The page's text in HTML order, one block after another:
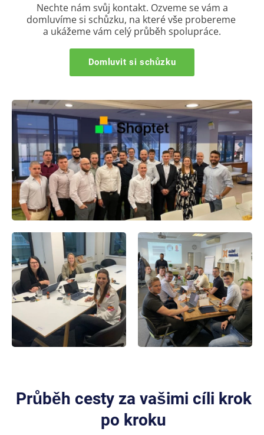
Nechte nám svůj kontakt. Ozveme se vám a
domluvíme si schůzku, na které vše probereme
a ukážeme vám celý průběh spolupráce.
Domluvit si schůzku
Průběh cesty za vašimi cíli krok
po kroku